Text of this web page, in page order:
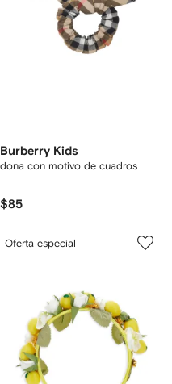
Burberry Kids
dona con motivo de cuadros
$85
Oferta especial